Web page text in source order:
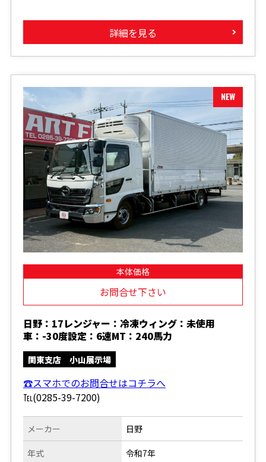
詳細を見る
本体価格
お問合せ下さい
日野：17レンジャー：冷凍ウィング：未使用
車：-30度設定：6速MT：240馬力
関東支店 小山展示場
☎スマホでのお問合せはコチラへ
℡(0285-39-7200)
メーカー
年式
日野
令和7年